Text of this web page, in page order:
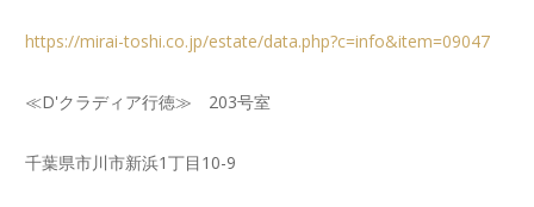
https://mirai-toshi.co.jp/estate/data.php?c=info&item=09047
≪D'クラディア行徳≫ 203号室
千葉県市川市新浜1丁目10-9